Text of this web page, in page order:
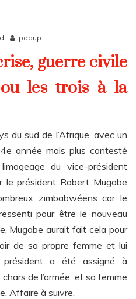
popup
guerre civile
les trois à la
du sud de l’Afrique, avec un
année mais plus contesté
du vice-président
le président Robert Mugabe
zimbabwéens car le
pour être le nouveau
Mugabe aurait fait cela pour
de sa propre femme et lui
a été assigné à
de l’armée, et sa femme
Affaire à suivre.